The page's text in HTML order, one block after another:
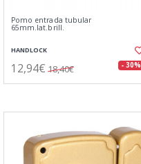
Pomo entrada tubular
65mm.lat.brill.
HANDLOCK
12,94€ 18,40€ - 30%